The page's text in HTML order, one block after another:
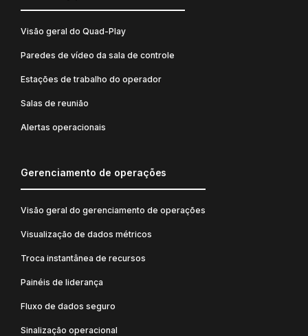
Visão geral do Quad-Play
Paredes de vídeo da sala de controle
Estações de trabalho do operador
Salas de reunião
Alertas operacionais
Gerenciamento de operações
Visão geral do gerenciamento de operações
Visualização de dados métricos
Troca instantânea de recursos
Painéis de liderança
Fluxo de dados seguro
Sinalização operacional